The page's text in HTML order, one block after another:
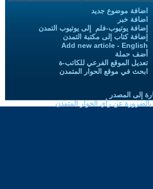
اضافة موضوع جديد
اضافة خبر
إضافة يوتيوب-فلم إلى يوتيوب التمدن
إضافة كتاب إلى مكتبة التمدن
Add new article - English
أضف حملة
تعديل الموقع الفرعي للكاتب-ة
ابحث في موقع الحوار المتمدن
إلى المصدر
بالضرورة عن رأي الحوار المتمدن